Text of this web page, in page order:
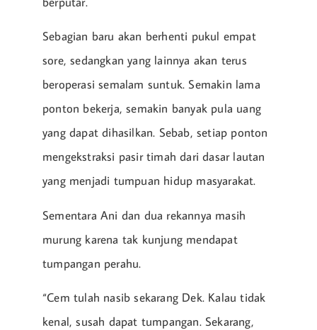
Sebagian baru akan berhenti pukul empat
sore, sedangkan yang lainnya akan terus
beroperasi semalam suntuk. Semakin lama
ponton bekerja, semakin banyak pula uang
yang dapat dihasilkan. Sebab, setiap ponton
mengekstraksi pasir timah dari dasar lautan
yang menjadi tumpuan hidup masyarakat.
Sementara Ani dan dua rekannya masih
murung karena tak kunjung mendapat
tumpangan perahu.
“Cem tulah nasib sekarang Dek. Kalau tidak
kenal, susah dapat tumpangan. Sekarang,